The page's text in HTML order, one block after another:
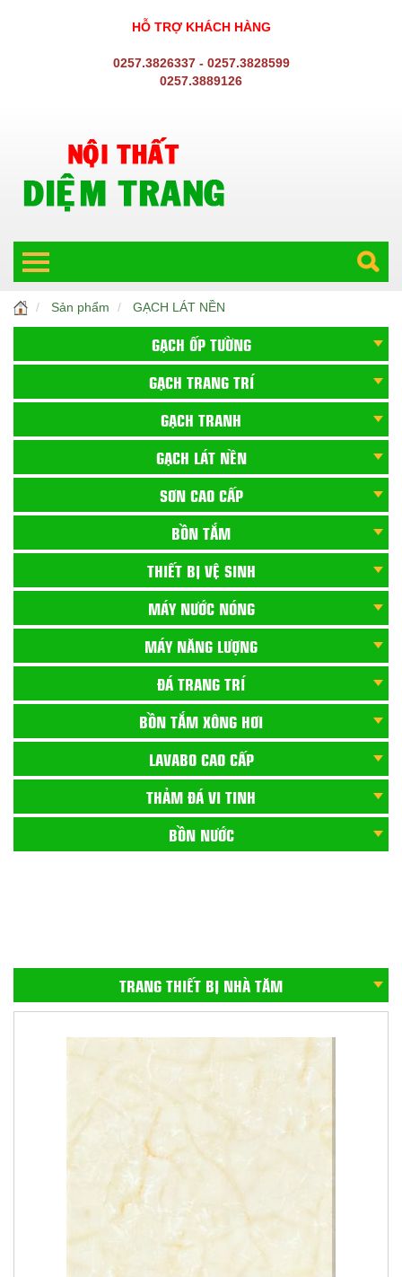
HỖ TRỢ KHÁCH HÀNG
0257.3826337 - 0257.3828599
0257.3889126
Sản phẩm GẠCH LÁT NỀN
GẠCH ỐP TƯỜNG
GẠCH TRANG TRÍ
GẠCH TRANH
GẠCH LÁT NỀN
SƠN CAO CẤP
BỒN TẮM
THIẾT BỊ VỆ SINH
MÁY NƯỚC NÓNG
MÁY NĂNG LƯỢNG
ĐÁ TRANG TRÍ
BỒN TẮM XÔNG HƠI
LAVABO CAO CẤP
THẢM ĐÁ VI TINH
BỒN NƯỚC
TRANG THIẾT BỊ NHÀ TĂM